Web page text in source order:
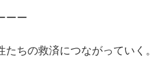
ーー
ちの救済につながっていく。